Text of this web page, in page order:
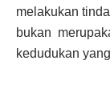
melakukan
bukan
kedudukan